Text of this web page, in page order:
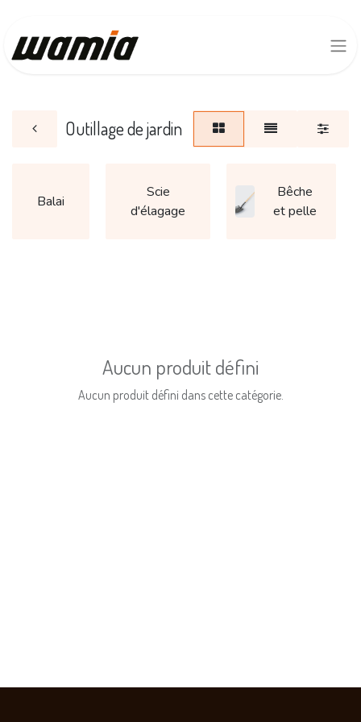
Outillage de jardin
Balai
Scie
d'élagage
Bêche
et pelle
Aucun produit défini
Aucun produit défini dans cette catégorie.